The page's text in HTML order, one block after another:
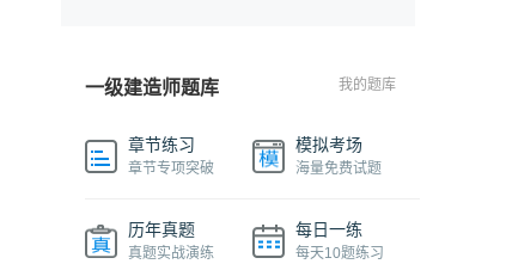
一级建造师题库 我的题库
章节练习
章节专项突破
模拟考场
海量免费试题
历年真题
真题实战演练
每日一练
每天10题练习